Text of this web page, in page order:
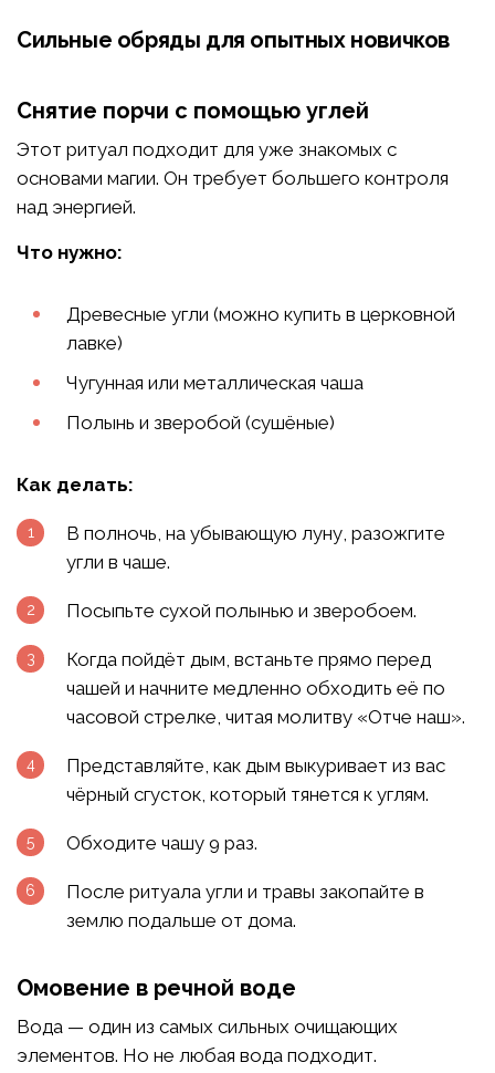
Сильные обряды для опытных новичков
Снятие порчи с помощью углей
Этот ритуал подходит для уже знакомых с
основами магии. Он требует большего контроля
над энергией.
Что нужно:
Древесные угли (можно купить в церковной
лавке)
Чугунная или металлическая чаша
Полынь и зверобой (сушёные)
Как делать:
В полночь, на убывающую луну, разожгите
угли в чаше.
Посыпьте сухой полынью и зверобоем.
Когда пойдёт дым, встаньте прямо перед
чашей и начните медленно обходить её по
часовой стрелке, читая молитву «Отче наш».
Представляйте, как дым выкуривает из вас
чёрный сгусток, который тянется к углям.
Обходите чашу 9 раз.
После ритуала угли и травы закопайте в
землю подальше от дома.
Омовение в речной воде
Вода — один из самых сильных очищающих
элементов. Но не любая вода подходит.